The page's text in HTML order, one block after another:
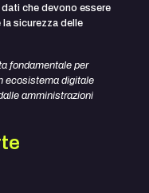
che devono essere
sicurezza delle
fondamentale per
ecosistema digitale
amministrazioni